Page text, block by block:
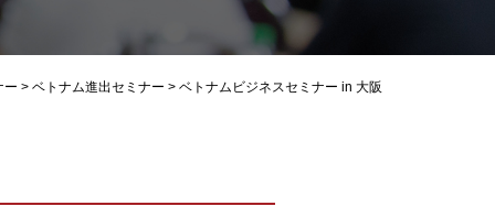
ー > ベトナム進出セミナー > ベトナムビジネスセミナー in 大阪